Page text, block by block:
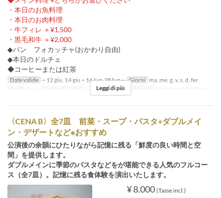
・本日のお魚料理
・本日のお肉料理
・牛フィレ ＋¥1,500
・黒毛和牛 ＋¥2,000
◆パン フォカッチャ(おかわり自由)
◆本日のドルチェ
◆コーヒーまたは紅茶
Date valide ~ 12 giu, 14 giu ~ 16 lug, 28 lug ~ Giorni ma, me, g, v, s, d, fer
Pasti
Cena Limite di ordini ~ 15 Categoria del Posto GIANCALDO3Theat
Leggi di più
〈CENA B〉全7皿 前菜・スープ・パスタ+ダブルメイ
ン・デザートなど※おすすめ
公演後の余韻にひたりながら記憶に残る「鮮度の良い時間と空
間」を提供します。
ダブルメインに季節のパスタなどをが堪能できる人気のフルコー
ス（全7皿）。記憶に残る⾷体験を演出いたします。
¥ 8.000 (Tasse incl.)